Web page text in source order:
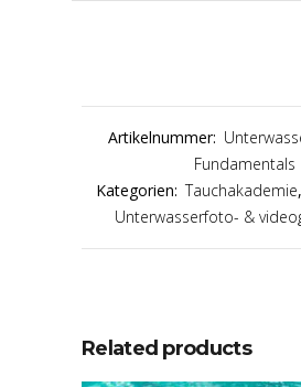
Artikelnummer:
Fundamentals
Kategorien: Tauchakademie,
Unterwasserfoto- &
Related products